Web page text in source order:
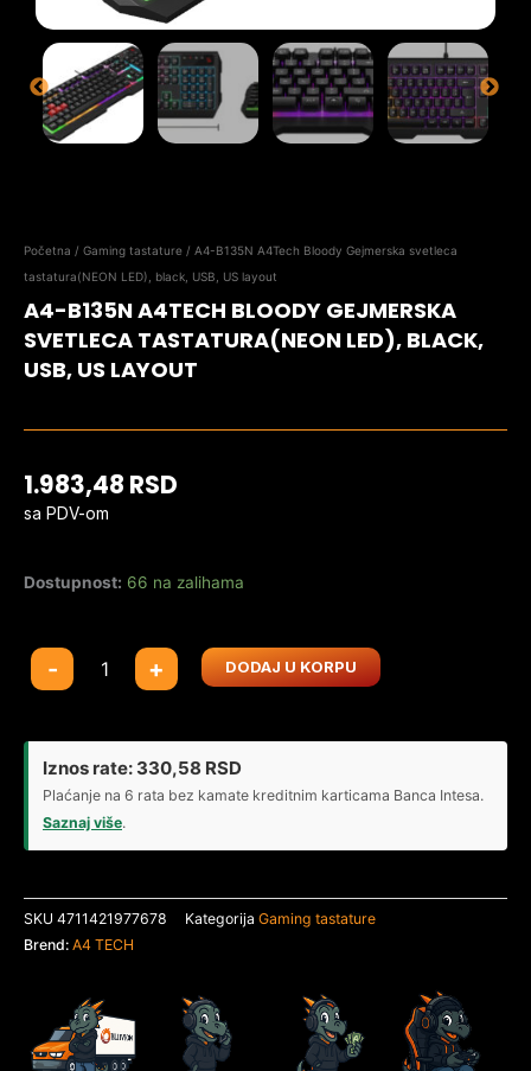
Početna / Gaming tastature / A4-B135N A4Tech Bloody Gejmerska svetleca
tastatura(NEON LED), black, USB, US layout
A4-B135N A4TECH BLOODY GEJMERSKA
SVETLECA TASTATURA(NEON LED), BLACK,
USB, US LAYOUT
1.983,48 RSD
sa PDV-om
Dostupnost: 66 na zalihama
-
A4-
B135N
Bloody
Gejmerska
svetleca
tastatura(NEON
USB,
US
layout
+ DODAJ U KORPU
Iznos rate: 330,58 RSD
Plaćanje na 6 rata bez kamate kreditnim karticama Banca Intesa.
Saznaj više.
SKU 4711421977678 Kategorija Gaming tastature
Brend: A4 TECH